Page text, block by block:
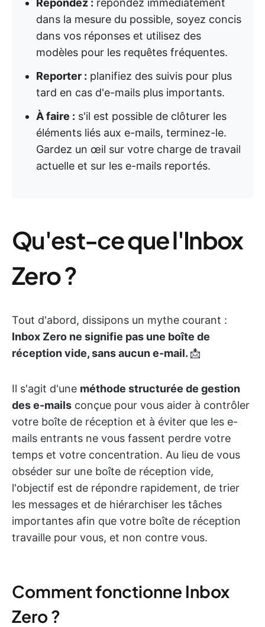
Répondez : répondez immédiatement
dans la mesure du possible, soyez concis
dans vos réponses et utilisez des
modèles pour les requêtes fréquentes.
Reporter : planifiez des suivis pour plus
tard en cas d'e-mails plus importants.
À faire : s'il est possible de clôturer les
éléments liés aux e-mails, terminez-le.
Gardez un œil sur votre charge de travail
actuelle et sur les e-mails reportés.
Qu'est-ce que l'Inbox
Zero ?
Tout d'abord, dissipons un mythe courant :
Inbox Zero ne signifie pas une boîte de
réception vide, sans aucun e-mail. 📩
Il s'agit d'une méthode structurée de gestion
des e-mails conçue pour vous aider à contrôler
votre boîte de réception et à éviter que les e-
mails entrants ne vous fassent perdre votre
temps et votre concentration. Au lieu de vous
obséder sur une boîte de réception vide,
l'objectif est de répondre rapidement, de trier
les messages et de hiérarchiser les tâches
importantes afin que votre boîte de réception
travaille pour vous, et non contre vous.
Comment fonctionne Inbox
Zero ?